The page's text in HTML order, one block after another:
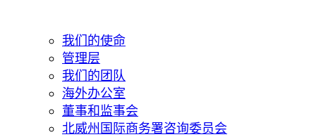
我们的使命
管理层
我们的团队
海外办公室
董事和监事会
北威州国际商务署咨询委员会